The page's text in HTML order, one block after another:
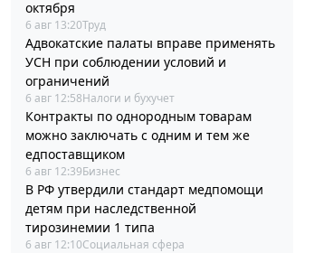
октября
6 авг 13:20Труд
Адвокатские палаты вправе применять
УСН при соблюдении условий и
ограничений
6 авг 12:58Налоги и бухучет
Контракты по однородным товарам
можно заключать с одним и тем же
едпоставщиком
6 авг 12:39Бизнес
В РФ утвердили стандарт медпомощи
детям при наследственной
тирозинемии 1 типа
6 авг 12:10Социальная сфера